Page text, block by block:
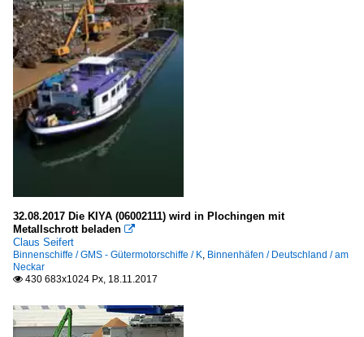
32.08.2017 Die KIYA (06002111) wird in Plochingen mit
Metallschrott beladen 
Claus Seifert
Binnenschiffe / GMS - Gütermotorschiffe / K, Binnenhäfen / Deutschland / am
Neckar
 430 683x1024 Px, 18.11.2017